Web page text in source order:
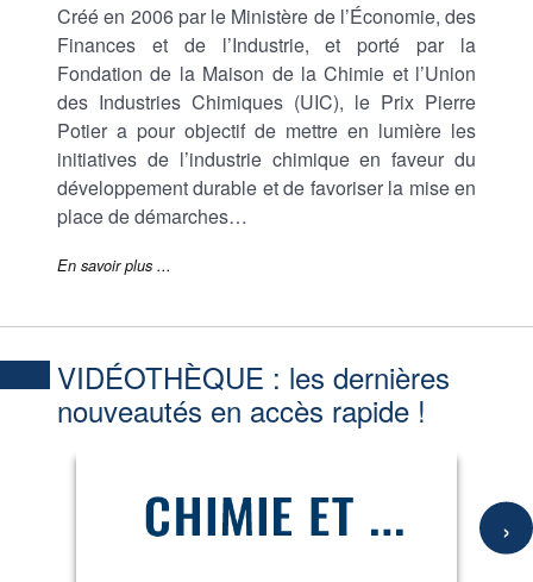
Créé en 2006 par le Ministère de l’Économie, des
Finances et de l’Industrie, et porté par la
Fondation de la Maison de la Chimie et l’Union
des Industries Chimiques (UIC), le Prix Pierre
Potier a pour objectif de mettre en lumière les
initiatives de l’industrie chimique en faveur du
développement durable et de favoriser la mise en
place de démarches…
En savoir plus ...
VIDÉOTHÈQUE : les dernières
nouveautés en accès rapide !
›